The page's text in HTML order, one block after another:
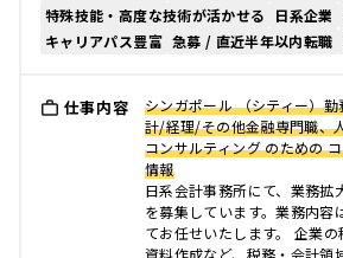
特殊技能・高度な技術が活かせる
日系企業
キャリアパス豊富 急募 / 直近半年以内転職
仕事内容
シンガポール （シティー）
計/経理/その他金融専門職、
コンサルティング のための
情報
日系会計事務所にて、業務拡
を募集しています。業務内容
てお任せいたします。 企業の
資料作成など、税務・会計領